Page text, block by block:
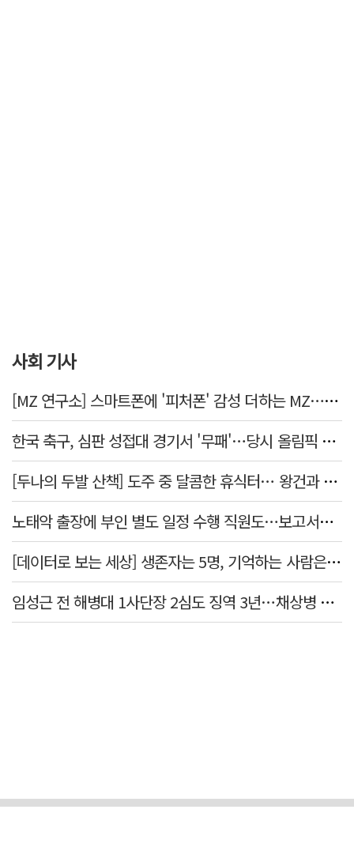
사회 기사
[MZ 연구소] 스마트폰에 '피처폰' 감성 더하는 MZ… 히퍼와 줄이어폰
한국 축구, 심판 성접대 경기서 '무패'…당시 올림픽 감독은 홍명보
[두나의 두발 산책] 도주 중 달콤한 휴식터… 왕건과 지명 산책
노태악 출장에 부인 별도 일정 수행 직원도…보고서엔 '공식일정 참석'
[데이터로 보는 세상] 생존자는 5명, 기억하는 사람은 늘었다
임성근 전 해병대 1사단장 2심도 징역 3년…채상병 순직 책임 유죄